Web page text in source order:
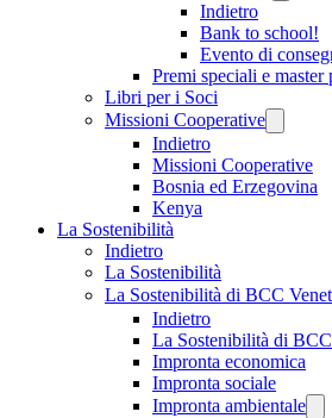
Indietro
Bank to school!
Evento di
Premi speciali e master
Libri per i Soci
Missioni Cooperative
Indietro
Missioni Cooperative
Bosnia ed Erzegovina
Kenya
La Sostenibilità
Indietro
La Sostenibilità
La Sostenibilità di BCC
Indietro
La Sostenibilità di BCC
Impronta economica
Impronta sociale
Impronta ambientale